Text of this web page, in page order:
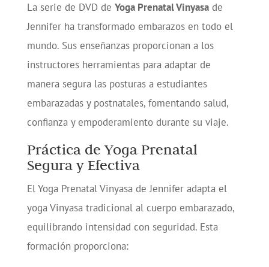
La serie de DVD de Yoga Prenatal Vinyasade
Jennifer ha transformado embarazos en todo el
mundo. Sus enseñanzas proporcionan a los
instructores herramientas para adaptar de
manera segura las posturas a estudiantes
embarazadas y postnatales, fomentando salud,
confianza y empoderamiento durante su viaje.
Práctica de Yoga Prenatal
Segura y Efectiva
El Yoga Prenatal Vinyasa de Jennifer adapta el
yoga Vinyasa tradicional al cuerpo embarazado,
equilibrando intensidad con seguridad. Esta
formación proporciona: